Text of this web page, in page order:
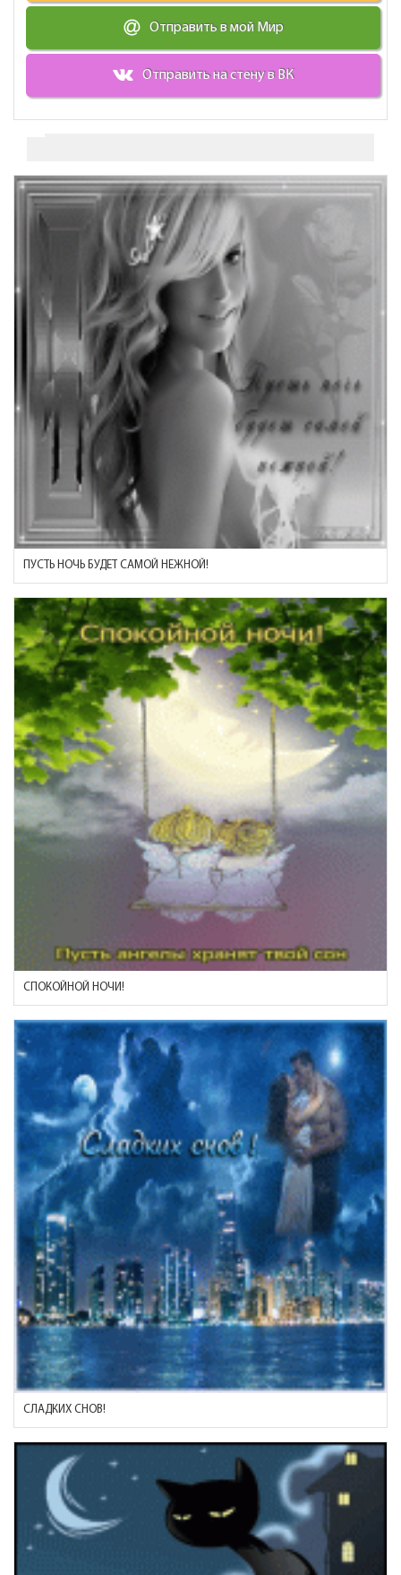
Отправить в мой Мир
Отправить на стену в ВК
ПУСТЬ НОЧЬ БУДЕТ САМОЙ НЕЖНОЙ!
СПОКОЙНОЙ НОЧИ!
СЛАДКИХ СНОВ!